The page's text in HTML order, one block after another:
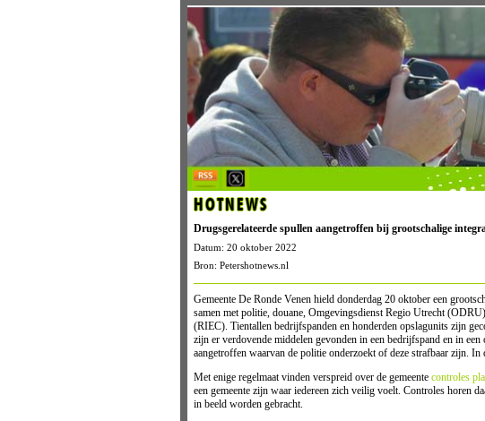
HOTNEWS
Drugsgerelateerde spullen aangetroffen bij grootschalige
Datum: 20 oktober 2022
Bron: Petershotnews.nl
Gemeente De Ronde Venen hield donderdag 20 oktober een
samen met politie, douane, Omgevingsdienst Regio Utrecht
(RIEC). Tientallen bedrijfspanden en honderden opslagunits zijn
zijn er verdovende middelen gevonden in een bedrijfspand en in
aangetroffen waarvan de politie onderzoekt of deze strafbaar zijn.
Met enige regelmaat vinden verspreid over de gemeente controles
een gemeente zijn waar iedereen zich veilig voelt. Controles horen
in beeld worden gebracht.